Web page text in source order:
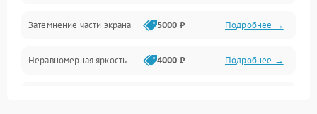
Механические повреждения
Программное обеспечение
Затемнение части экрана 5000 ₽ Подробнее →
Неравномерная яркость 4000 ₽ Подробнее →